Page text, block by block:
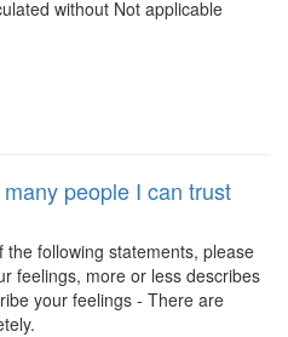
without Not applicable
people I can trust
the following statements, please
feelings, more or less describes
your feelings - There are